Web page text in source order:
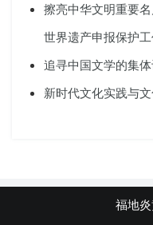
擦亮中华文明重要
世界遗产申报保护
追寻中国文学的集
新时代文化实践与
福地炎